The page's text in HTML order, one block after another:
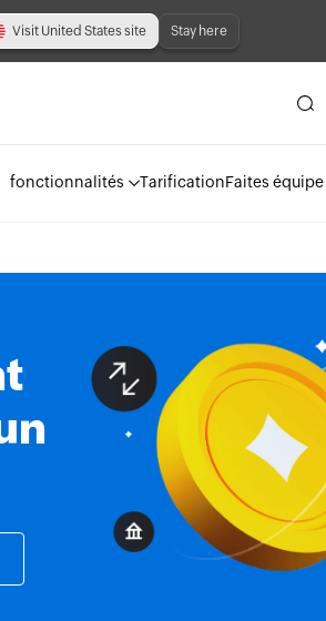
Visit United States site Stay here
fonctionnalités Tarification Faites